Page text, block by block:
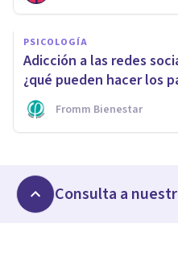
PSICOLOGÍA
Adicción a las redes
¿qué pueden hacer los
Fromm Bienestar
Consulta a